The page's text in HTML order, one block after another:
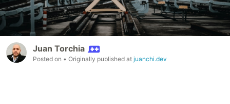
Juan Torchia
Posted on • Originally published at juanchi.dev